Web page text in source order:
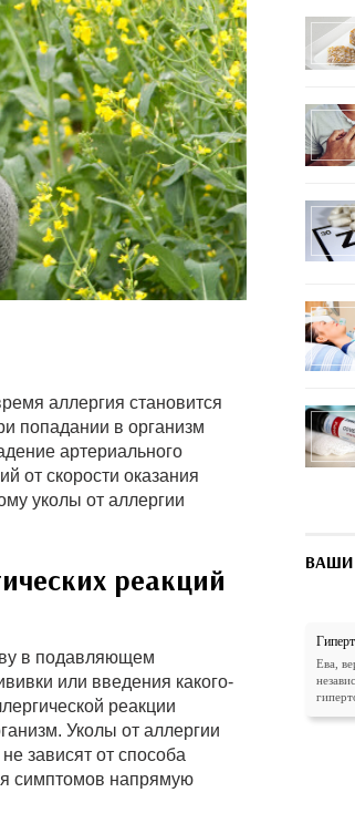
аллергия становится
попадании в организм
артериального
от скорости оказания
уколы от аллергии
реакций
в подавляющем
или введения какого-
реакции
Уколы от аллергии
зависят от способа
симптомов напрямую
Ева,